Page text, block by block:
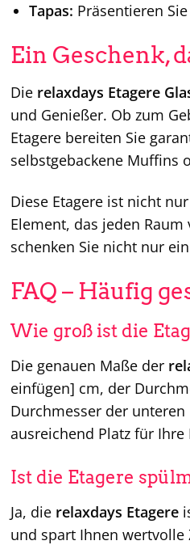
Tapas: Präsentieren
Ein Geschenk,
Die relaxdays Etagere
und Genießer. Ob zum
Etagere bereiten Sie
selbstgebackene Muffins
Diese Etagere ist nicht
Element, das jeden
schenken Sie nicht nur
FAQ – Häufig
Wie groß ist die
Die genauen Maße der
einfügen] cm, der
Durchmesser der
ausreichend Platz für
Ist die Etagere
Ja, die relaxdays Etagere
und spart Ihnen wertvolle